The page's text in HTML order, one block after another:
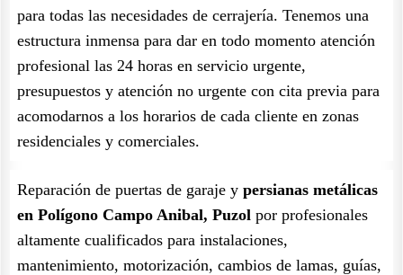
para todas las necesidades de cerrajería. Tenemos una
estructura inmensa para dar en todo momento atención
profesional las 24 horas en servicio urgente,
presupuestos y atención no urgente con cita previa para
acomodarnos a los horarios de cada cliente en zonas
residenciales y comerciales.
Reparación de puertas de garaje y persianas metálicas
en Polígono Campo Anibal, Puzol por profesionales
altamente cualificados para instalaciones,
mantenimiento, motorización, cambios de lamas, guías,